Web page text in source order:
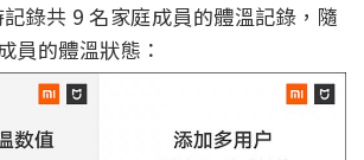
錄共 9 名家庭成員的體溫記錄，隨
員的體溫狀態：